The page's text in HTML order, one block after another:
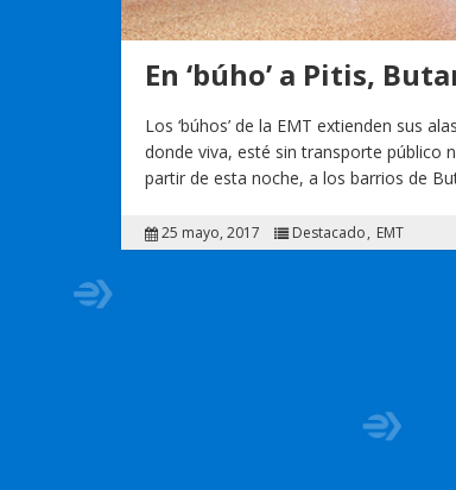
En ‘búho’ a Pitis,
Los ‘búhos’ de la EMT extienden sus
donde viva, esté sin transporte público
partir de esta noche, a los barrios de
25 mayo, 2017 Destacado EMT